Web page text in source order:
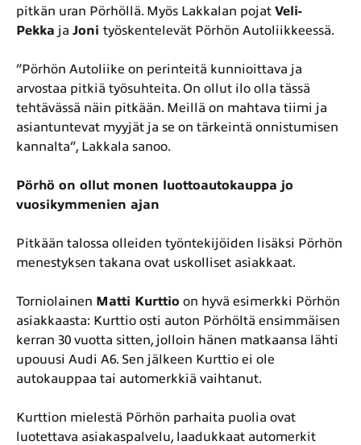
pitkän uran Pörhöllä. Myös Lakkalan pojat Veli-
Pekka ja Joni työskentelevät Pörhön Autoliikkeessä.
”Pörhön Autoliike on perinteitä kunnioittava ja
arvostaa pitkiä työsuhteita. On ollut ilo olla tässä
tehtävässä näin pitkään. Meillä on mahtava tiimi ja
asiantuntevat myyjät ja se on tärkeintä onnistumisen
kannalta”, Lakkala sanoo.
Pörhö on ollut monen luottoautokauppa jo
vuosikymmenien ajan
Pitkään talossa olleiden työntekijöiden lisäksi Pörhön
menestyksen takana ovat uskolliset asiakkaat.
Torniolainen Matti Kurttio on hyvä esimerkki Pörhön
asiakkaasta: Kurttio osti auton Pörhöltä ensimmäisen
kerran 30 vuotta sitten, jolloin hänen matkaansa lähti
upouusi Audi A6. Sen jälkeen Kurttio ei ole
autokauppaa tai automerkkiä vaihtanut.
Kurttion mielestä Pörhön parhaita puolia ovat
luotettava asiakaspalvelu, laadukkaat automerkit